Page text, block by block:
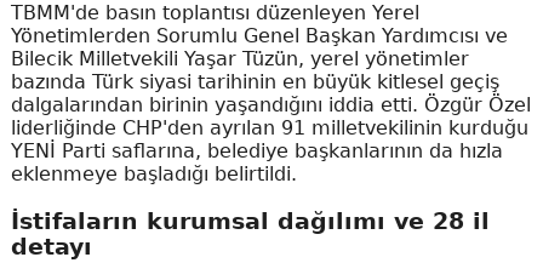
TBMM'de basın toplantısı düzenleyen Yerel
Yönetimlerden Sorumlu Genel Başkan Yardımcısı ve
Bilecik Milletvekili Yaşar Tüzün, yerel yönetimler
bazında Türk siyasi tarihinin en büyük kitlesel geçiş
dalgalarından birinin yaşandığını iddia etti. Özgür Özel
liderliğinde CHP'den ayrılan 91 milletvekilinin kurduğu
YENİ Parti saflarına, belediye başkanlarının da hızla
eklenmeye başladığı belirtildi.
İstifaların kurumsal dağılımı ve 28 il
detayı